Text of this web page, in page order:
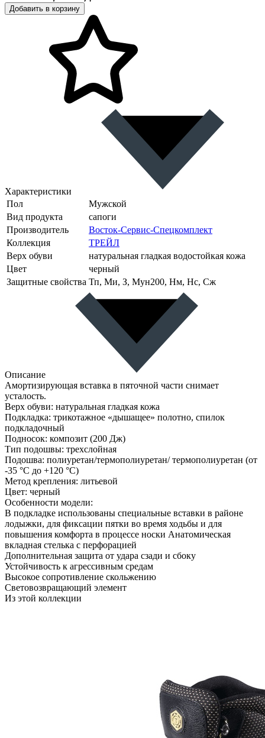
Добавить в корзину
Характеристики
Пол
Мужской
Вид продукта
сапоги
Производитель
Восток-Сервис-Спецкомплект
Коллекция
ТРЕЙЛ
Верх обуви
натуральная гладкая водостойкая кожа
Цвет
черный
Защитные свойства Тп, Ми, З, Мун200, Нм, Нс, Сж
Описание
Амортизирующая вставка в пяточной части снимает
усталость.
Верх обуви: натуральная гладкая кожа
Подкладка: трикотажное «дышащее» полотно, спилок
подкладочный
Подносок: композит (200 Дж)
Тип подошвы: трехслойная
Подошва: полиуретан/термополиуретан/ термополиуретан (от
-35 °C до +120 °C)
Метод крепления: литьевой
Цвет: черный
Особенности модели:
В подкладке использованы специальные вставки в районе
лодыжки, для фиксации пятки во время ходьбы и для
повышения комфорта в процессе носки Анатомическая
вкладная стелька с перфорацией
Дополнительная защита от удара сзади и сбоку
Устойчивость к агрессивным средам
Высокое сопротивление скольжению
Световозвращающий элемент
Из этой коллекции